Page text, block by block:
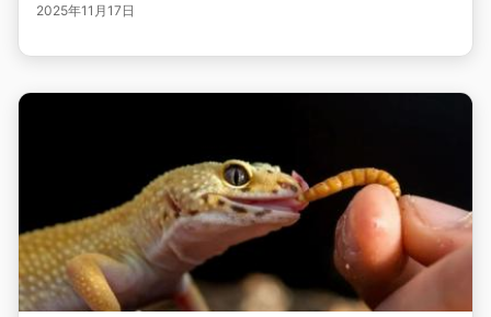
2025年11月17日